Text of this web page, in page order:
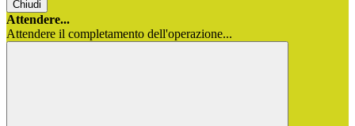
Chiudi
Attendere...
Attendere il completamento dell'operazione...